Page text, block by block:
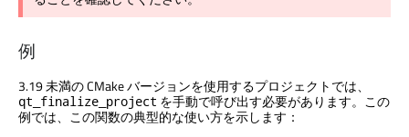
例
3.19 未満の CMake バージョンを使用するプロジェクトでは、
qt_finalize_project を手動で呼び出す必要があります。この
例では、この関数の典型的な使い方を示します：